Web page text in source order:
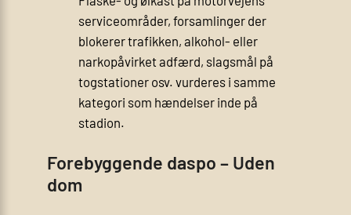
serviceområder, forsamlinger der
blokerer trafikken, alkohol- eller
narkopåvirket adfærd, slagsmål på
togstationer osv. vurderes i samme
kategori som hændelser inde på
stadion.
Forebyggende daspo – Uden
dom